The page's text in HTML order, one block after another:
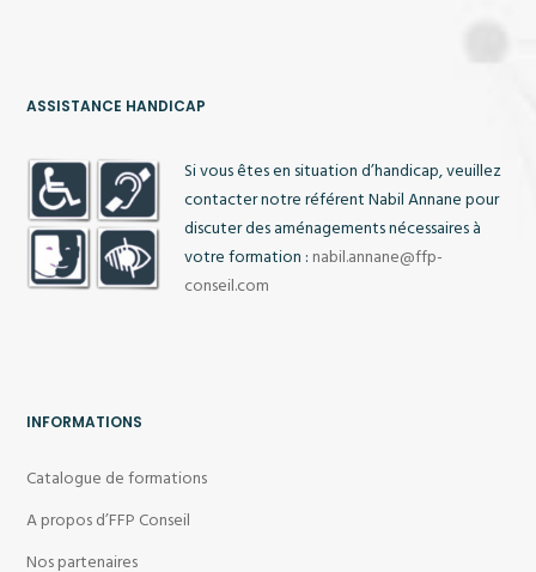
ASSISTANCE HANDICAP
Si vous êtes en situation d’handicap, veuillez
contacter notre référent Nabil Annane pour
discuter des aménagements nécessaires à
votre formation : nabil.annane@ffp-
conseil.com
INFORMATIONS
Catalogue de formations
A propos d’FFP Conseil
Nos partenaires